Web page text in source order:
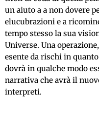
un aiuto a a non dovere
elucubrazioni e a
tempo stesso la sua
Universe. Una
esente da rischi in
dovrà in qualche modo
narrativa che avrà il
interpreti.